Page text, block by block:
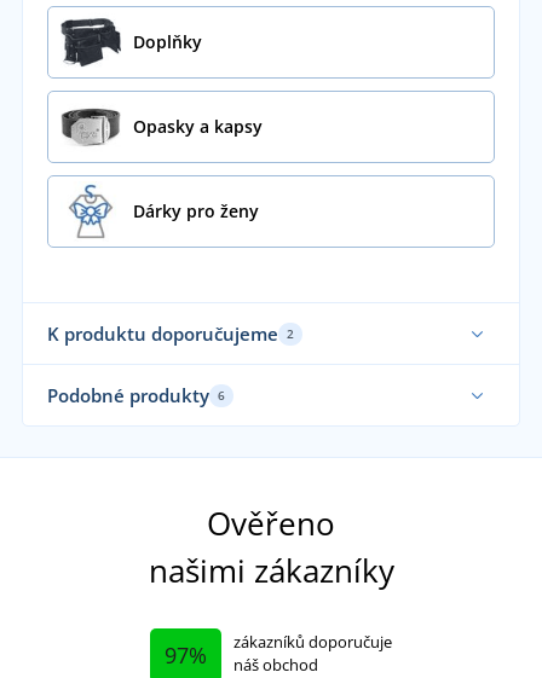
Doplňky
Opasky a kapsy
Dárky pro ženy
K produktu doporučujeme 2
Podobné produkty 6
Ověřeno
našimi zákazníky
97%
zákazníků doporučuje
náš obchod